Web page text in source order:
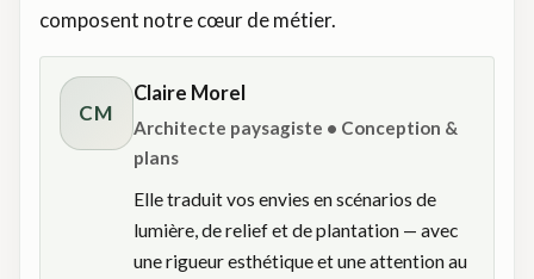
composent notre cœur de métier.
CM
Claire Morel
Architecte paysagiste • Conception &
plans
Elle traduit vos envies en scénarios de
lumière, de relief et de plantation — avec
une rigueur esthétique et une attention au